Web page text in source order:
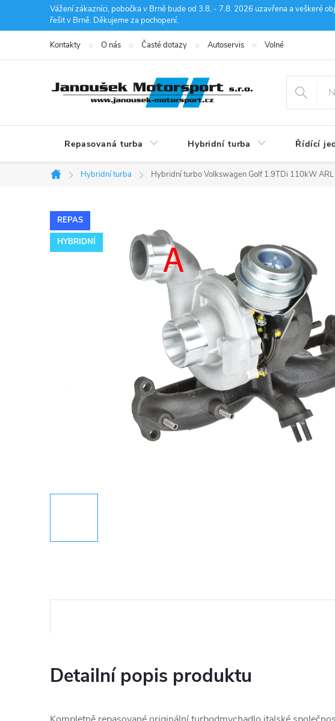
Vážení zákazníci, pobočka v Brně bude od 3.8. - 7.8. 2026 uzavřena a veškeré
řešit v Brně. Děkujeme za pochopení.
Kontakty O nás Časté dotazy Autoservis Volné pozice
Repasovaná turba Hybridní turba Řídící
Domů
Hybridní turba Hybridní turbo Volkswagen Golf 1.9TDi 110kW
REPAS
HYBRIDNÍ
Detailní popis produktu